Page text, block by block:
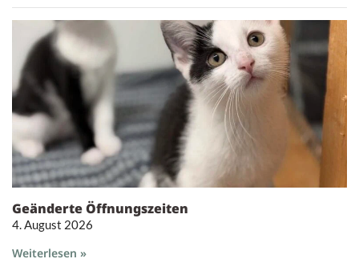
Geänderte Öffnungszeiten
4. August 2026
Weiterlesen »